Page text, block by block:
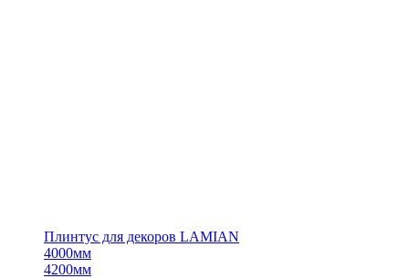
Плинтус для декоров LAMIAN
4000мм
4200мм